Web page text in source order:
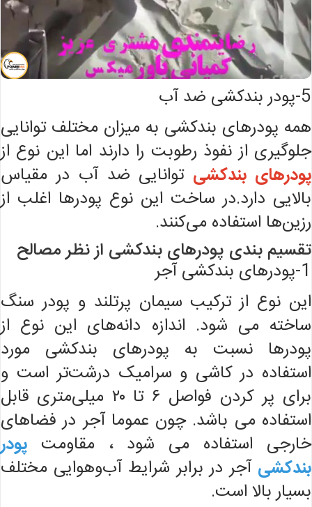
5-پودر بندکشی ضد آب
همه پودرهای بندکشی به میزان مختلف توانایی
جلوگیری از نفوذ رطوبت را دارند اما این نوع از
پودرهای بندکشی توانایی ضد آب در مقیاس
بالایی دارد.در ساخت این نوع پودرها اغلب از
رزین‌ها استفاده می‌کنند.
تقسیم بندی پودرهای بندکشی از نظر مصالح
1-پودرهای بندکشی آجر
این نوع از ترکیب سیمان پرتلند و پودر سنگ
ساخته می شود. اندازه دانه‌های این نوع از
پودرها نسبت به پودرهای بندکشی مورد
استفاده در کاشی و سرامیک درشت‌تر است و
برای پر کردن فواصل ۶ تا ۲۰ میلی‌متری قابل
استفاده می باشد. چون عموما آجر در فضاهای
خارجی استفاده می شود ، مقاومت پودر
بندکشی آجر در برابر شرایط آب‌وهوایی مختلف
بسیار بالا است.